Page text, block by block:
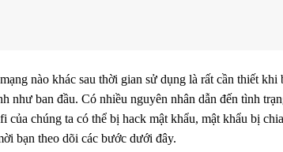
nào khác sau thời gian sử dụng là rất cần thiết khi
như ban đầu. Có nhiều nguyên nhân dẫn đến tình
chúng ta có thể bị hack mật khẩu, mật khẩu bị
bạn theo dõi các bước dưới đây.